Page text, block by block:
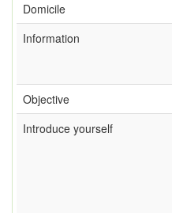
Domicile
Information
Objective
Introduce yourself